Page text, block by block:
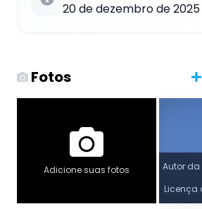
20 de dezembro de 2025
Fotos
Adicione suas fotos
Autor da
Licença